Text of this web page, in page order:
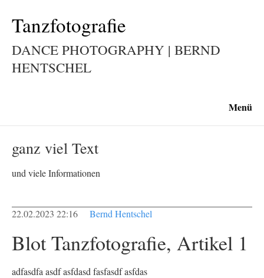
Tanzfotografie
DANCE PHOTOGRAPHY | BERND
HENTSCHEL
Menü
ganz viel Text
und viele Informationen
22.02.2023 22:16 Bernd Hentschel
Blot Tanzfotografie, Artikel 1
adfasdfa asdf asfdasd fasfasdf asfdas